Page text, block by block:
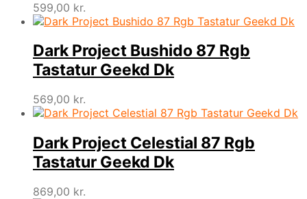
599,00 kr.
Dark Project Bushido 87 Rgb
Tastatur Geekd Dk
569,00 kr.
Dark Project Celestial 87 Rgb
Tastatur Geekd Dk
869,00 kr.